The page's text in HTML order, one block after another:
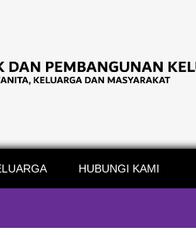
HUBUNGI KAMI